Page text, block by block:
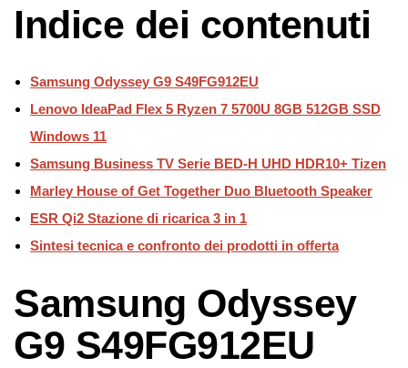
Indice dei contenuti
Samsung Odyssey G9 S49FG912EU
Lenovo IdeaPad Flex 5 Ryzen 7 5700U 8GB 512GB SSD
Windows 11
Samsung Business TV Serie BED-H UHD HDR10+ Tizen
Marley House of Get Together Duo Bluetooth Speaker
ESR Qi2 Stazione di ricarica 3 in 1
Sintesi tecnica e confronto dei prodotti in offerta
Samsung Odyssey
G9 S49FG912EU